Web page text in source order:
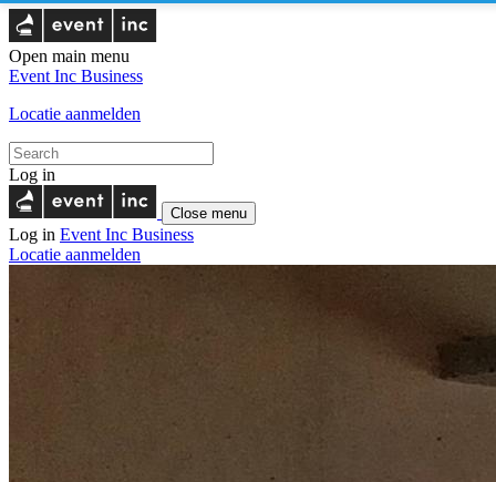
Open main menu
Event Inc Business
Locatie aanmelden
Log in
Close menu
Log in Event Inc Business
Locatie aanmelden